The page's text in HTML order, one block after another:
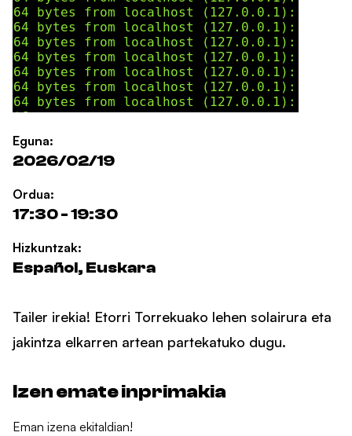
Eguna:
2026/02/19
Ordua:
17:30 - 19:30
Hizkuntzak:
Español, Euskara
Tailer irekia! Etorri Torrekuako lehen solairura eta
jakintza elkarren artean partekatuko dugu.
Izen emate inprimakia
Eman izena ekitaldian!